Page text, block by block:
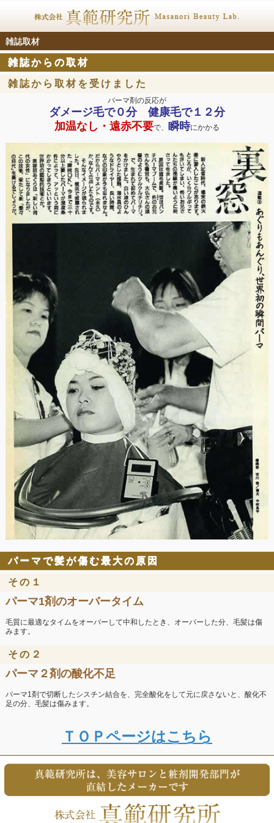
雑誌取材
雑誌からの取材
雑誌から取材を受けました
パーマ剤の反応が
ダメージ毛で０分 健康毛で１２分
加温なし・遠赤不要で、 瞬時にかかる
パーマで髪が傷む最大の原因
その１
パーマ1剤のオーバータイム
毛質に最適なタイムをオーバーして中和したとき、オーバーした分、毛髪は傷
みます。
その２
パーマ２剤の酸化不足
パーマ1剤で切断したシスチン結合を、完全酸化をして元に戻さないと、酸化不
足の分、毛髪は傷みます。
ＴＯＰページはこちら